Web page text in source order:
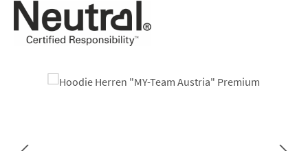
Bildergalerie überspringen